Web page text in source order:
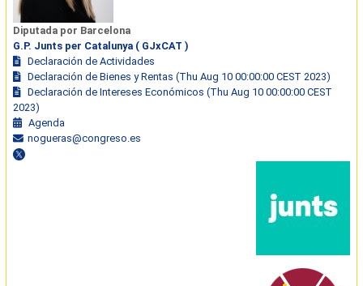
Diputada por Barcelona
G.P. Junts per Catalunya ( GJxCAT )
Declaración de Actividades
Declaración de Bienes y Rentas (Thu Aug 10 00:00:00 CEST 2023)
Declaración de Intereses Económicos (Thu Aug 10 00:00:00 CEST
2023)
Agenda
nogueras@congreso.es